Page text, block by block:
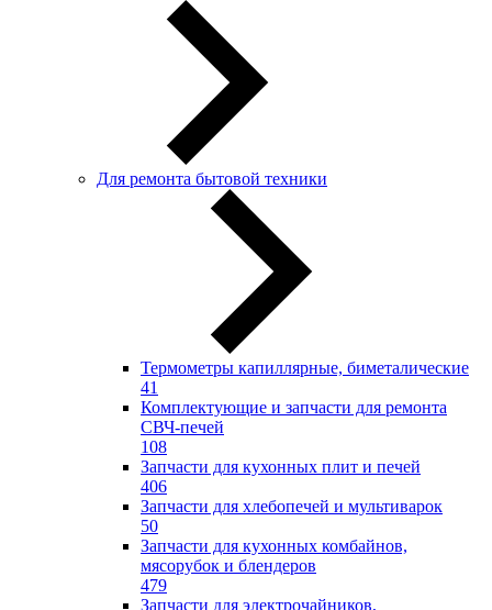
Для ремонта бытовой техники
Термометры капиллярные, биметалические
41
Комплектующие и запчасти для ремонта
СВЧ-печей
108
Запчасти для кухонных плит и печей
406
Запчасти для хлебопечей и мультиварок
50
Запчасти для кухонных комбайнов,
мясорубок и блендеров
479
Запчасти для электрочайников,